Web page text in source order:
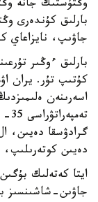
وڭتۇستىك جانە
بارلىق كۇندەرى
جاۋىپ، نايزاعاي
بارلىق ءوڭىر
كۇتىپ تۇر. يران
اسەرىنەن
دەيىن
ايتا كەتەلىك
جاۋىن-شاشىنسىز